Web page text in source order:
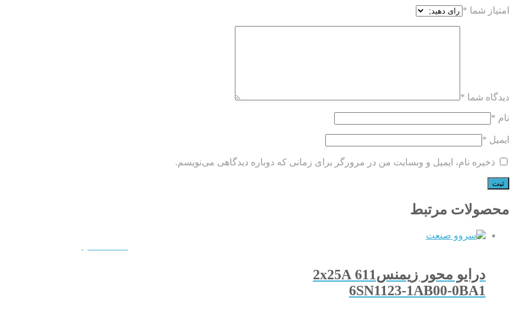
امتیاز شما *
دیدگاه شما *
نام *
ایمیل *
ذخیره نام، ایمیل و وبسایت من در مرورگر برای زمانی که دوباره دیدگاهی می‌نویسم.
محصولات مرتبط
درایو محور زیمنس611 2x25A
6SN1123-1AB00-0BA1